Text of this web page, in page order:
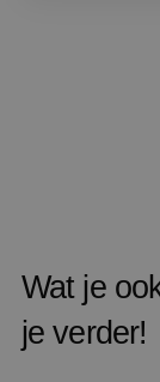
Wat je
je verder!